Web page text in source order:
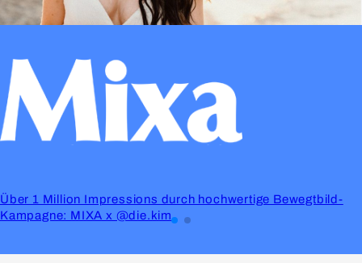
Über 1 Million Impressions durch hochwertige Bewegtbild-
Kampagne: MIXA x @die.kim